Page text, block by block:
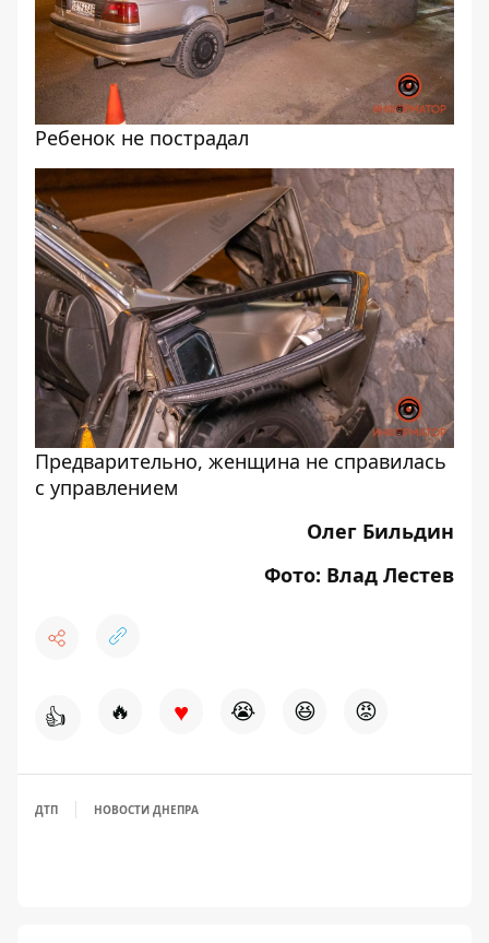
Ребенок не пострадал
Предварительно, женщина не справилась
с управлением
Олег Бильдин
Фото: Влад Лестев
👍 🔥 ♥ 😭 😆 😡
ДТП НОВОСТИ ДНЕПРА